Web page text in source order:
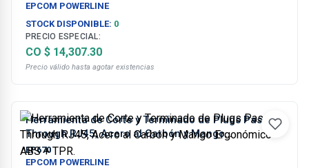
EPCOM POWERLINE
STOCK DISPONIBLE: 0
PRECIO ESPECIAL:
CO $ 14,307.30
Precio válido hasta agotar existencias
Herramienta de Corte y Terminado de Plugs Pass
Through RJ45, Acero al Carbón y Mango
Ergonómico ABS + TPR.
EP670
EPCOM POWERLINE